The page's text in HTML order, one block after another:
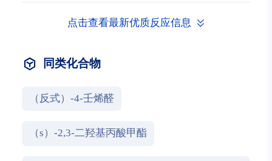
点击查看最新优质反应信息
同类化合物
（反式）-4-壬烯醛
（s）-2,3-二羟基丙酸甲酯